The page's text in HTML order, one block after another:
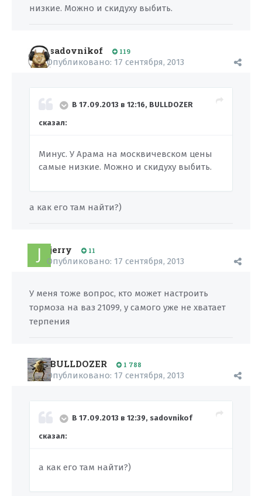
низкие. Можно и скидуху выбить.
sadovnikof 119
Опубликовано: 17 сентября, 2013
В 17.09.2013 в 12:16, BULLDOZER
сказал:
Минус. У Арама на москвичевском цены
самые низкие. Можно и скидуху выбить.
а как его там найти?)
jerry 11
Опубликовано: 17 сентября, 2013
У меня тоже вопрос, кто может настроить
тормоза на ваз 21099, у самого уже не хватает
терпения
BULLDOZER 1 788
Опубликовано: 17 сентября, 2013
В 17.09.2013 в 12:39, sadovnikof
сказал:
а как его там найти?)